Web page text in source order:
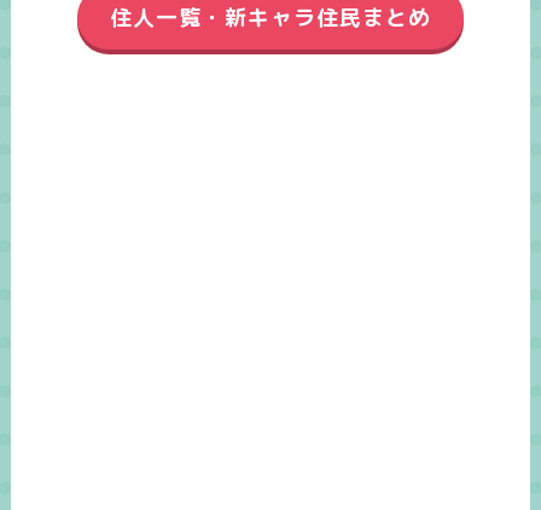
住人一覧・新キャラ住民まとめ